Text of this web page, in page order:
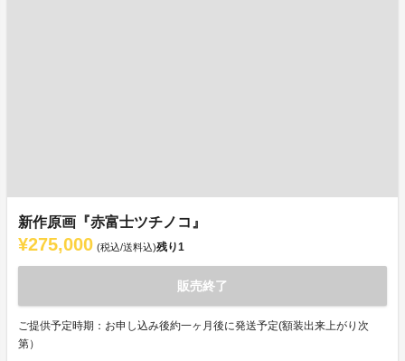
新作原画『赤富士ツチノコ』
¥275,000 (税込/送料込)残り1
販売終了
ご提供予定時期：お申し込み後約一ヶ月後に発送予定(額装出来上がり次
第）